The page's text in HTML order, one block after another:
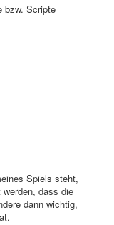
bzw. Scripte
Spiels steht,
dass die
dann wichtig,